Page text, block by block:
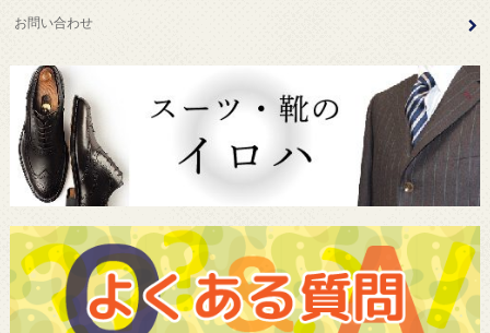
お問い合わせ